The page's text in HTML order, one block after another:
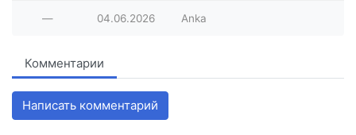
— 04.06.2026 Anka
Комментарии
Написать комментарий